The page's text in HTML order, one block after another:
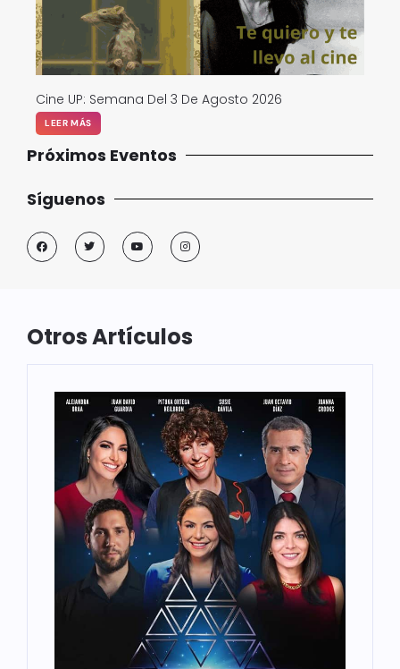
Cine UP: Semana Del 3 De Agosto 2026
LEER MÁS
Próximos Eventos
Síguenos
Otros Artículos